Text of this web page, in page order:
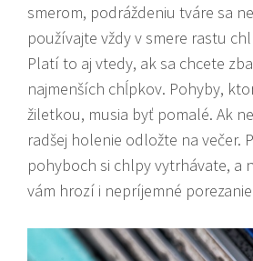
smerom, podráždeniu tváre sa
používajte vždy v smere rastu
Platí to aj vtedy, ak sa chcete
najmenších chĺpkov. Pohyby,
žiletkou, musia byť pomalé. Ak
radšej holenie odložte na večer.
pohyboch si chlpy vytrhávate, a
vám hrozí i nepríjemné